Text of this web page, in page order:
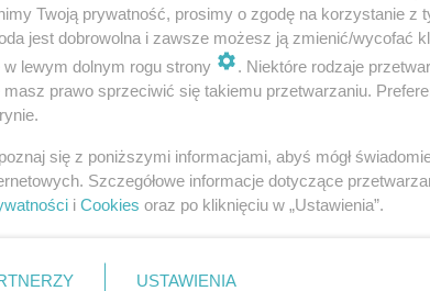
BIAŁYSTOK
Twoją prywatność, prosimy o zgodę na korzystanie z
jest dobrowolna i zawsze możesz ją zmienić/wycofać
w lewym dolnym rogu strony
. Niektóre rodzaje
masz prawo sprzeciwić się takiemu przetwarzaniu.
się z poniższymi informacjami, abyś mógł
Szczegółowe informacje dotyczące
i Cookies oraz po kliknięciu w „Ustawienia”.
USTAWIENIA